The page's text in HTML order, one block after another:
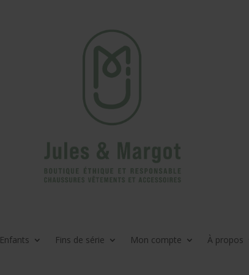
Enfants Fins de série Mon compte À propos